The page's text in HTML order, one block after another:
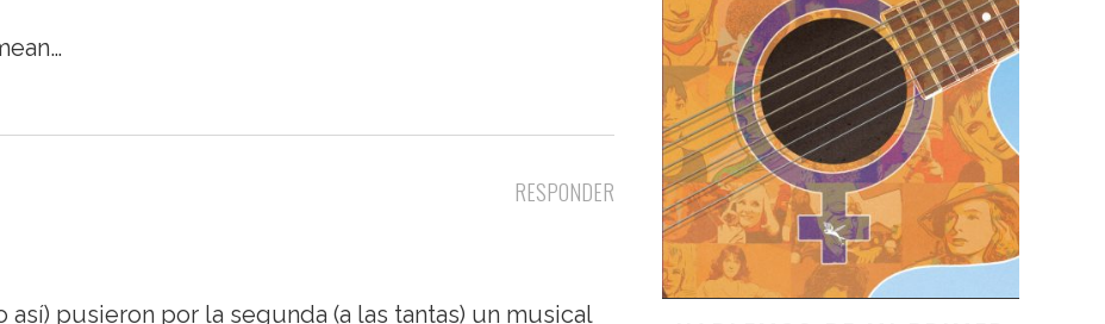
RESPONDER
pusieron por la segunda (a las tantas) un musical